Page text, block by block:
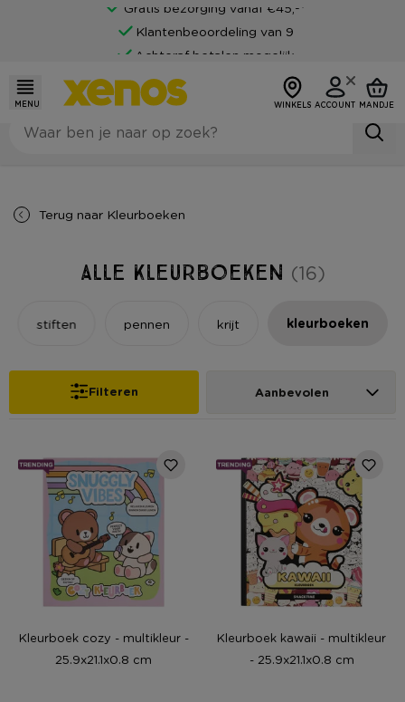
Gratis bezorging vanaf €45,-*
Klantenbeoordeling van 9
Achteraf betalen mogelijk
MENU WINKELS ACCOUNT MANDJE
Terug naar Kleurboeken
Alle Kleurboeken (16)
stiften pennen krijt kleurboeken
Filteren Aanbevolen
Kleurboek cozy - multikleur -
25.9x21.1x0.8 cm
Kleurboek kawaii - multikleur
- 25.9x21.1x0.8 cm